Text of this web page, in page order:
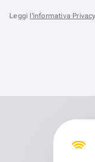
Leggi l'informativa Privacy